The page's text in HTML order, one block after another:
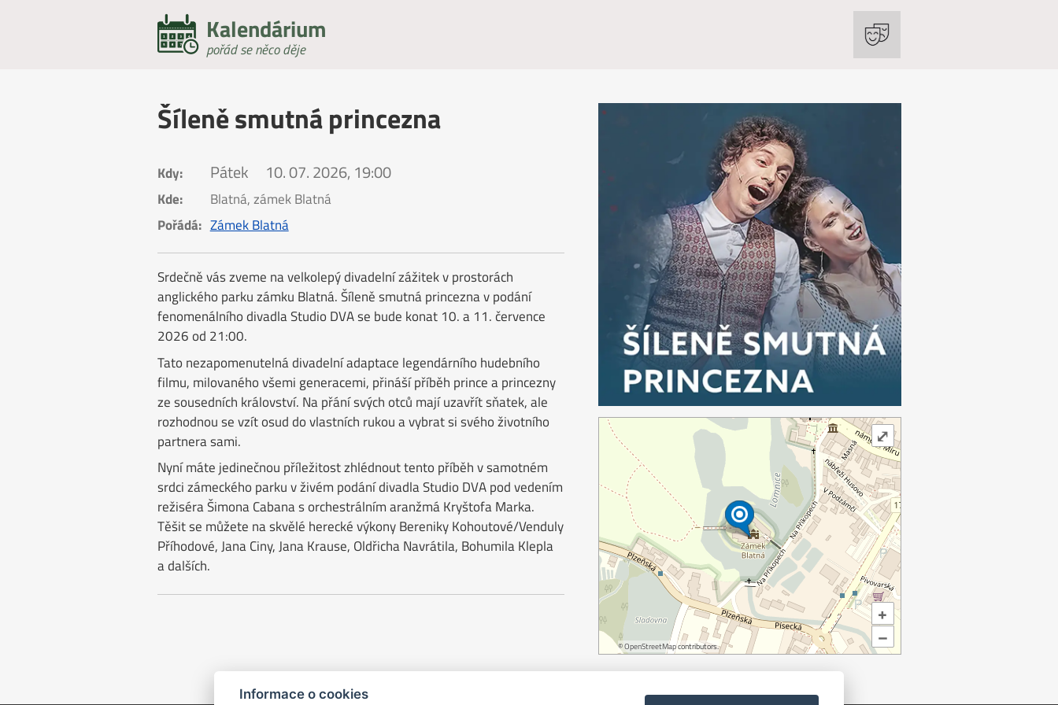
Kalendárium
pořád se něco děje
Šíleně smutná princezna
Kdy: Pátek 10. 07. 2026, 19:00
Kde:
Blatná, zámek Blatná
Pořádá: Zámek Blatná
Srdečně vás zveme na velkolepý divadelní zážitek v prostorách
anglického parku zámku Blatná. Šíleně smutná princezna v podání
fenomenálního divadla Studio DVA se bude konat 10. a 11. července
2026 od 21:00.
Tato nezapomenutelná divadelní adaptace legendárního hudebního
filmu, milovaného všemi generacemi, přináší příběh prince a princezny
ze sousedních království. Na přání svých otců mají uzavřít sňatek, ale
rozhodnou se vzít osud do vlastních rukou a vybrat si svého životního
partnera sami.
Nyní máte jedinečnou příležitost zhlédnout tento příběh v samotném
srdci zámeckého parku v živém podání divadla Studio DVA pod vedením
režiséra Šimona Cabana s orchestrálním aranžmá Kryštofa Marka.
Těšit se můžete na skvělé herecké výkony Bereniky Kohoutové/Venduly
Příhodové, Jana Ciny, Jana Krause, Oldřicha Navrátila, Bohumila Klepla
a dalších.
+
–
©OpenStreetMapcontributors.
⤢
Informace o cookies